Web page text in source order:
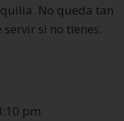
No queda tan
si no tienes.
pm